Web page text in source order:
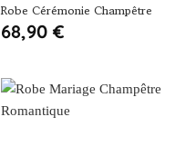
Robe Cérémonie Champêtre
68,90 €